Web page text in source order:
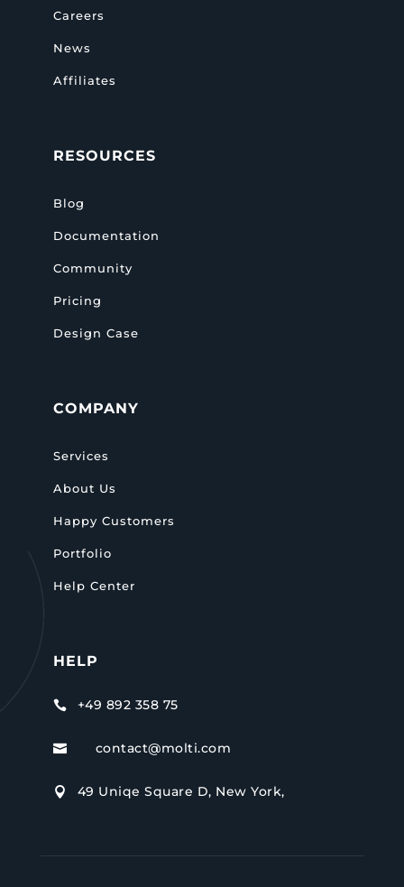
Careers
News
Affiliates
RESOURCES
Blog
Documentation
Community
Pricing
Design Case
COMPANY
Services
About Us
Happy Customers
Portfolio
Help Center
HELP
 +49 892 358 75
 contact@molti.com
 49 Uniqe Square D, New York,